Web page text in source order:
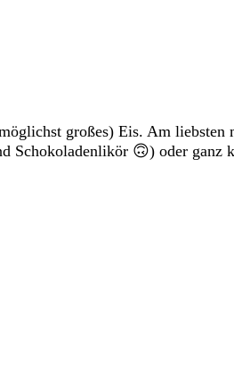
großes) Eis. Am
🙃) oder ganz